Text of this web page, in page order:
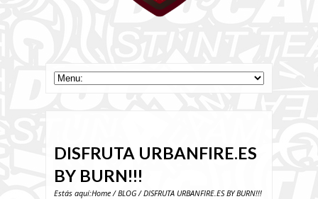
DISFRUTA URBANFIRE.ES
BY BURN!!!
Estás aquí:Home/BLOG/ DISFRUTA URBANFIRE.ES BY BURN!!!